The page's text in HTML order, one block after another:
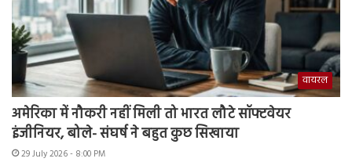
वायरल
अमेरिका में नौकरी नहीं मिली तो भारत लौटे सॉफ्टवेयर
इंजीनियर, बोले- संघर्ष ने बहुत कुछ सिखाया
29 July 2026 - 8:00 PM